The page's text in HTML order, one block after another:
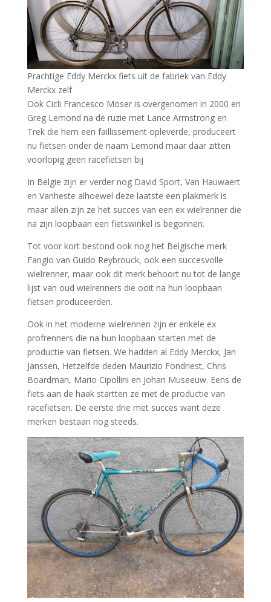
Prachtige Eddy Merckx fiets uit de fabriek van Eddy
Merckx zelf
Ook Cicli Francesco Moser is overgenomen in 2000 en
Greg Lemond na de ruzie met Lance Armstrong en
Trek die hem een faillissement opleverde, produceert
nu fietsen onder de naam Lemond maar daar zitten
voorlopig geen racefietsen bij
In Belgie zijn er verder nog David Sport, Van Hauwaert
en Vanheste alhoewel deze laatste een plakmerk is
maar allen zijn ze het succes van een ex wielrenner die
na zijn loopbaan een fietswinkel is begonnen.
Tot voor kort bestond ook nog het Belgische merk
Fangio van Guido Reybrouck, ook een succesvolle
wielrenner, maar ook dit merk behoort nu tot de lange
lijst van oud wielrenners die ooit na hun loopbaan
fietsen produceerden.
Ook in het moderne wielrennen zijn er enkele ex
profrenners die na hun loopbaan starten met de
productie van fietsen. We hadden al Eddy Merckx, Jan
Janssen, Hetzelfde deden Maurizio Fondriest, Chris
Boardman, Mario Cipollini en Johan Museeuw. Eens de
fiets aan de haak startten ze met de productie van
racefietsen. De eerste drie met succes want deze
merken bestaan nog steeds.